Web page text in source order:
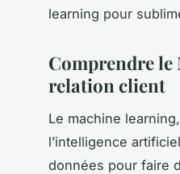
learning pour
Comprendre
relation client
Le machine
l’intelligence
données pour faire